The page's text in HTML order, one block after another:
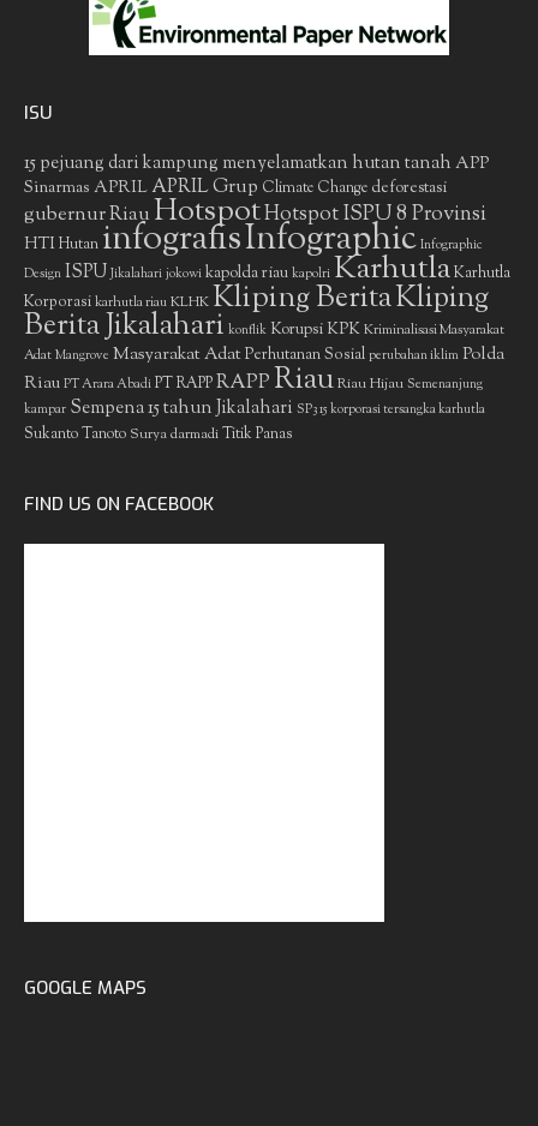
ISU
15 pejuang dari kampung menyelamatkan hutan tanah APP
Sinarmas APRIL APRIL Grup Climate Change deforestasi
gubernur RiauHotspotHotspot ISPU 8 Provinsi
HTIHutan infografisInfographic Infographic
Design ISPU Jikalahari jokowi kapolda riau kapolri KarhutlaKarhutla
Korporasikarhutla riauKLHKKliping BeritaKliping
Berita Jikalahari konflik Korupsi KPKKriminalisasi Masyarakat
Adat Mangrove Masyarakat AdatPerhutanan Sosial perubahan iklim Polda
Riau PT Arara Abadi PT RAPPRAPPRiauRiau Hijau Semenanjung
kampar Sempena 15 tahun Jikalahari SP3 15 korporasi tersangka karhutla
Sukanto Tanoto Surya darmadiTitik Panas
FIND US ON FACEBOOK
GOOGLE MAPS